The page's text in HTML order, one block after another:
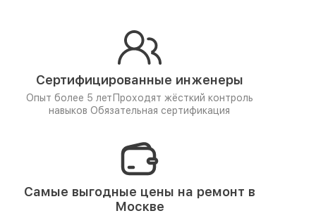
Сертифицированные инженеры
Опыт более 5 лет Проходят жёсткий контроль
навыков Обязательная сертификация
Самые выгодные цены на ремонт в
Москве